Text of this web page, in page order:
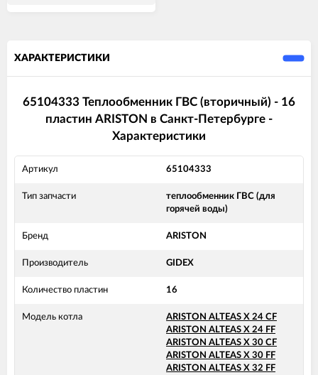
ХАРАКТЕРИСТИКИ
65104333 Теплообменник ГВС (вторичный) - 16
пластин ARISTON в Санкт-Петербурге -
Характеристики
Артикул 65104333
Тип запчасти
теплообменник ГВС (для
горячей воды)
Бренд ARISTON
Производитель GIDEX
Количество пластин 16
Модель котла
ARISTON ALTEAS X 24 CF
ARISTON ALTEAS X 24 FF
ARISTON ALTEAS X 30 CF
ARISTON ALTEAS X 30 FF
ARISTON ALTEAS X 32 FF